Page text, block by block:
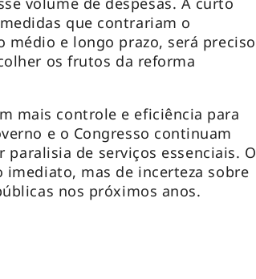
que contrariam o
médio e longo prazo, será preciso
os frutos da reforma
mais controle e eficiência para
e o Congresso continuam
de serviços essenciais. O
mas de incerteza sobre
nos próximos anos.